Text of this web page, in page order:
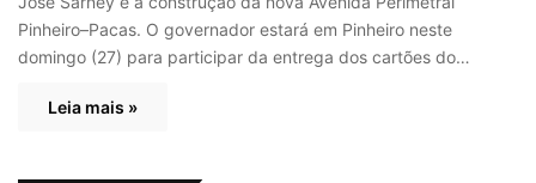
Pinheiro–Pacas. O governador estará em Pinheiro neste
domingo (27) para participar da entrega dos cartões do…
Leia mais »